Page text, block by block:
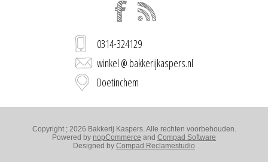
0314-324129
winkel @ bakkerijkaspers.nl
Doetinchem
Copyright ; 2026 Bakkerij Kaspers. Alle rechten voorbehouden.
Powered by nopCommerce and Compad Software
Designed by Compad Reclamestudio